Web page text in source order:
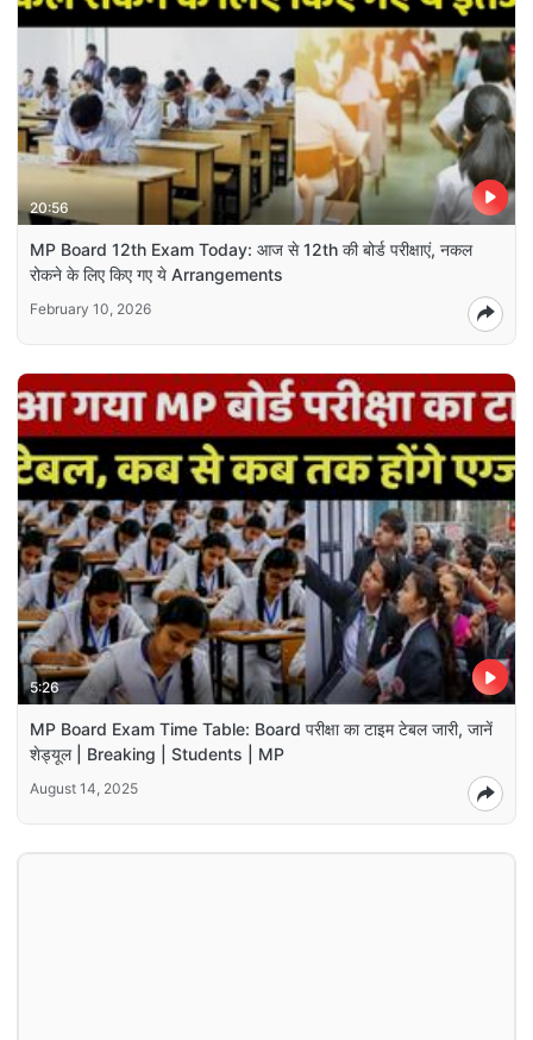
20:56
MP Board 12th Exam Today: आज से 12th की बोर्ड परीक्षाएं, नकल
रोकने के लिए किए गए ये Arrangements
February 10, 2026
5:26
MP Board Exam Time Table: Board परीक्षा का टाइम टेबल जारी, जानें
शेड्यूल | Breaking | Students | MP
August 14, 2025